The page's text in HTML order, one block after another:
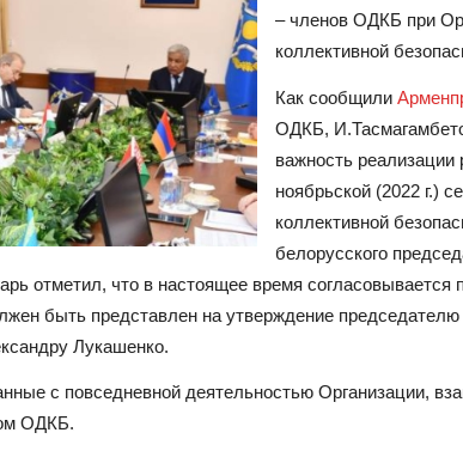
– членов ОДКБ при
коллективной
Как сообщили
ОДКБ,
важность
ноябрьской (2022 г.)
коллективной
белорусского
отметил, что в настоящее время согласовывается
быть представлен на утверждение
Лукашенко.
с повседневной деятельностью Организации,
ОДКБ.